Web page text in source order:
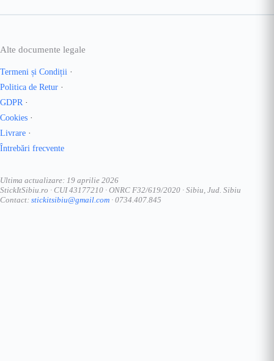
Alte documente legale
Termeni și Condiții ·
Politica de Retur ·
GDPR ·
Cookies ·
Livrare ·
Întrebări frecvente
Ultima actualizare: 19 aprilie 2026
StickItSibiu.ro · CUI 43177210 · ONRC F32/619/2020 · Sibiu, Jud. Sibiu
Contact: stickitsibiu@gmail.com · 0734.407.845